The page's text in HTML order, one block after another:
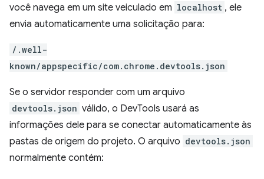
você navega em um site veiculado em localhost , ele
envia automaticamente uma solicitação para:
/.well-
known/appspecific/com.chrome.devtools.json
Se o servidor responder com um arquivo
devtools.json válido, o DevTools usará as
informações dele para se conectar automaticamente às
pastas de origem do projeto. O arquivo devtools.json
normalmente contém: